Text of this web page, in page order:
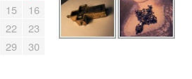
15
16
22
23
29
30